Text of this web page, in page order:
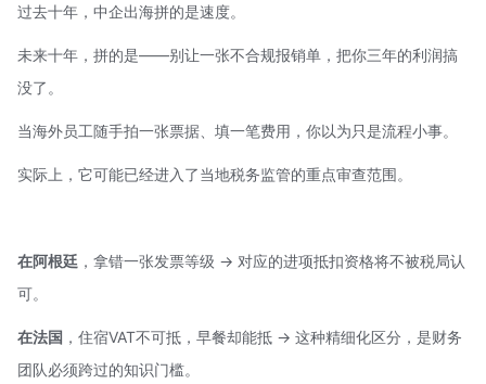
过去十年，中企出海拼的是速度。
未来十年，拼的是——别让一张不合规报销单，把你三年的利润搞
没了。
当海外员工随手拍一张票据、填一笔费用，你以为只是流程小事。
实际上，它可能已经进入了当地税务监管的重点审查范围。
在阿根廷 ，拿错一张发票等级 → 对应的进项抵扣资格将不被税局认
可。
在法国 ，住宿VAT不可抵，早餐却能抵 → 这种精细化区分，是财务
团队必须跨过的知识门槛。